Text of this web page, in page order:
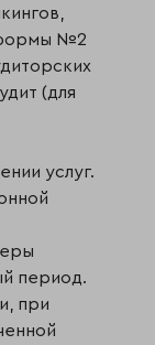
формы №2
(для
услуг.
период.
при